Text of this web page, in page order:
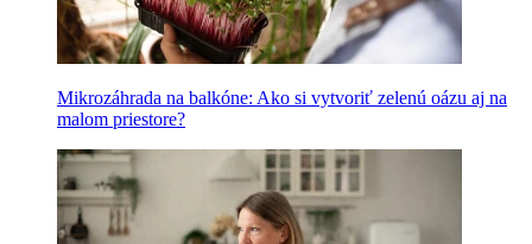
Mikrozáhrada na balkóne: Ako si vytvoriť zelenú oázu aj na
malom priestore?